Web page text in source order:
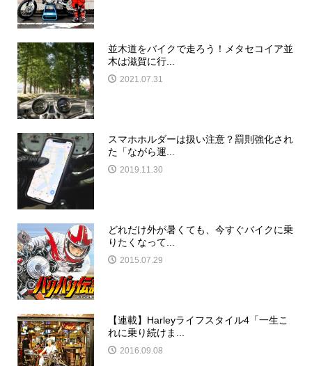
並木道をバイクで走ろう！メタセコイア並
木は滋賀に行...
2021.07.31
スマホホルダーは扱い注意？罰則強化され
た「ながら運...
2019.11.30
どれだけ外が暑くても、今すぐバイクに乗
りたくなって...
2015.07.29
【連載】Harleyライフスタイル4「一生こ
れに乗り続けま...
2016.09.08